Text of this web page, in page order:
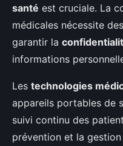
santé est cruciale. La
médicales nécessite
garantir la
informations
Les technologies
appareils portables de
suivi continu des
prévention et la